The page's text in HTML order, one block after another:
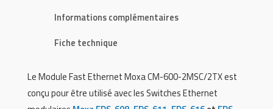
Informations complémentaires
Fiche technique
Le Module Fast Ethernet Moxa CM-600-2MSC/2TX est
conçu pour être utilisé avec les Switches Ethernet